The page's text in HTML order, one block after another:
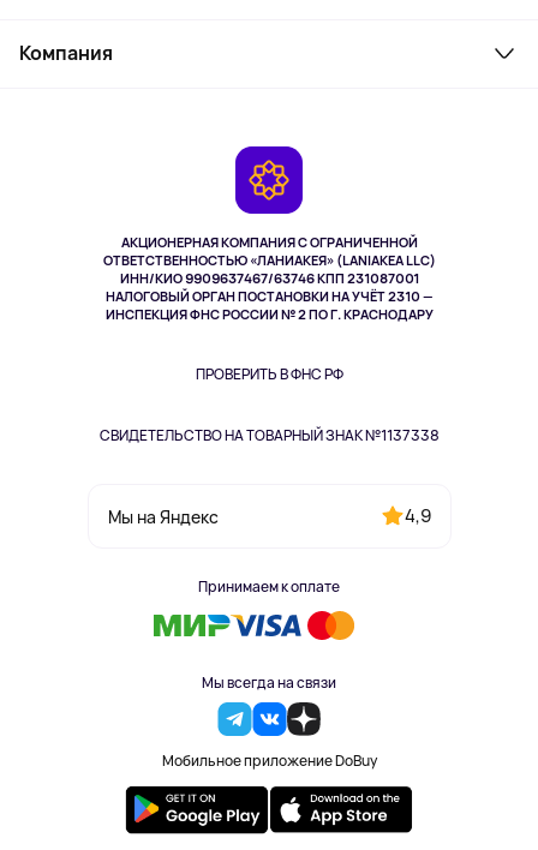
АКЦИОНЕРНАЯ КОМПАНИЯ С ОГРАНИЧЕННОЙ
ОТВЕТСТВЕННОСТЬЮ «ЛАНИАКЕЯ» (LANIAKEA LLC)
ИНН/КИО 9909637467/63746 КПП 231087001
НАЛОГОВЫЙ ОРГАН ПОСТАНОВКИ НА УЧЁТ 2310 —
ИНСПЕКЦИЯ ФНС РОССИИ № 2 ПО Г. КРАСНОДАРУ
ПРОВЕРИТЬ В ФНС РФ
СВИДЕТЕЛЬСТВО НА ТОВАРНЫЙ ЗНАК №1137338
Мы на Яндекс 4,9
Принимаем к оплате
Мы всегда на связи
Мобильное приложение DoBuy
Косметика и уход
Здоровье питомцев
Одежда и аксессуары
Как заказать
Компания